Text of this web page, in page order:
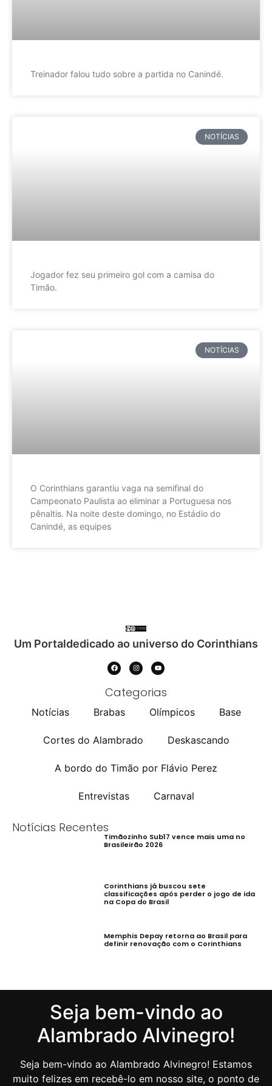
Treinador falou tudo sobre a partida no Canindé.
NOTÍCIAS
Jogador fez seu primeiro gol com a camisa do
Timão.
NOTÍCIAS
O Corinthians garantiu vaga na semifinal do
Campeonato Paulista ao eliminar a Portuguesa nos
pênaltis. Na noite deste domingo, no Estádio do
Canindé, as equipes
Um Portaldedicado ao universo do Corinthians
Categorias
Notícias Brabas Olímpicos Base
Cortes do Alambrado Deskascando
A bordo do Timão por Flávio Perez
Entrevistas Carnaval
Notícias Recentes
Timãozinho Sub17 vence mais uma no
Brasileirão 2026
Corinthians já buscou sete
classificações após perder o jogo de ida
na Copa do Brasil
Memphis Depay retorna ao Brasil para
definir renovação com o Corinthians
Seja bem-vindo ao
Alambrado Alvinegro!
Seja bem-vindo ao Alambrado Alvinegro! Estamos
muito felizes em recebê-lo em nosso site, o ponto de